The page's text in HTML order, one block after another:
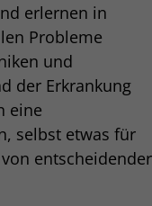
erlernen in
Probleme
und
der Erkrankung
eine
selbst etwas für
entscheidender